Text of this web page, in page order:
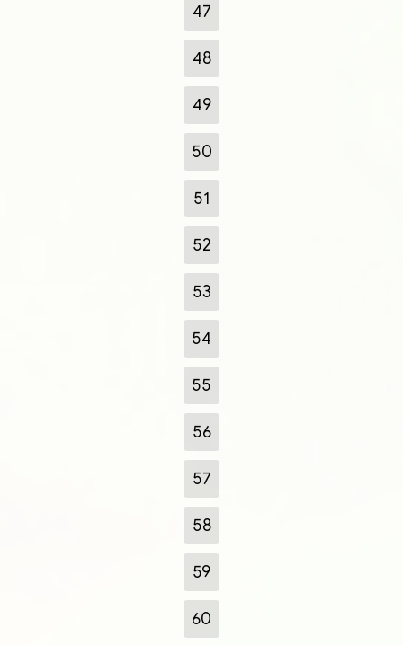
47
48
49
50
51
52
53
54
55
56
57
58
59
60